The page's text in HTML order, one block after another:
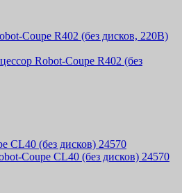
Robot-Coupe R402 (без
Coupe CL40 (без дисков) 24570